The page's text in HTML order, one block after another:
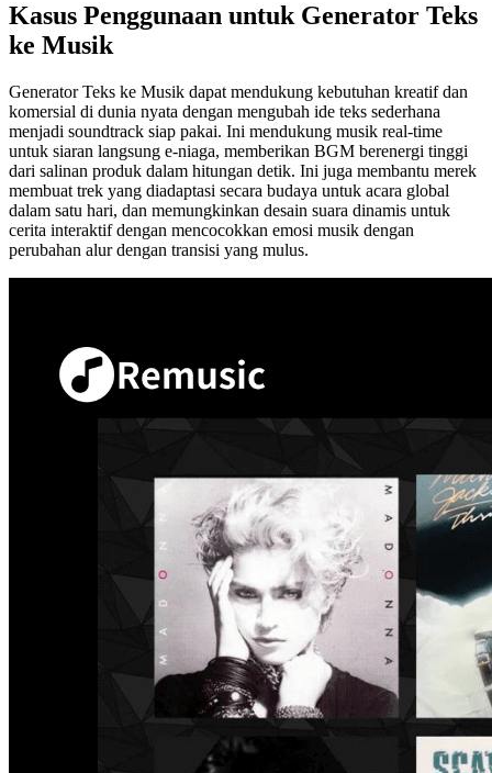
Kasus Penggunaan untuk Generator Teks
ke Musik
Generator Teks ke Musik dapat mendukung kebutuhan kreatif dan
komersial di dunia nyata dengan mengubah ide teks sederhana
menjadi soundtrack siap pakai. Ini mendukung musik real-time
untuk siaran langsung e-niaga, memberikan BGM berenergi tinggi
dari salinan produk dalam hitungan detik. Ini juga membantu merek
membuat trek yang diadaptasi secara budaya untuk acara global
dalam satu hari, dan memungkinkan desain suara dinamis untuk
cerita interaktif dengan mencocokkan emosi musik dengan
perubahan alur dengan transisi yang mulus.